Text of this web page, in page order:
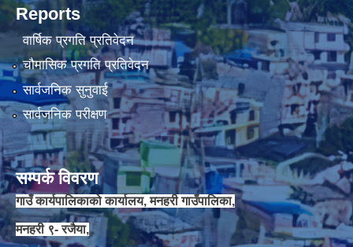
Reports
वार्षिक प्रगति प्रतिवेदन
चौमासिक प्रगति प्रतिवेदन
सार्वजनिक सुनुवाई
सार्वजनिक परीक्षण
सम्पर्क विवरण
गाउँ कार्यपालिकाको कार्यालय, मनहरी गाउँपालिका,
मनहरी ९- रजैया,